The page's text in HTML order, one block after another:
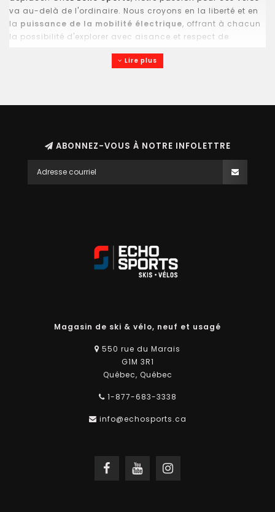
va au-delà de l'ordinaire. Nous croyons en la liberté et en
la puissance de la mobilité électrique, offrant à chacun
la possibilité d'explorer avec aisance et respect de
ÉLECTRIQUES À QUÉBEC
à tous vos besoins de déplacement. Que vous recherchiez
un vélo urbain élégant, un VTT robuste pour l'aventure en
Echo Sports a le vélo électrique qu'il vous faut.
Nous
SERVICES DE RÉPARATION DE
VÉLOS ÉLECTRIQUES À QUÉBEC
classiques.Notre équipe expérimentée est à votre
disposition pour entretenir et réparer votre vélo électrique à
Québec, quelle que soit sa marque, afin que vous puissiez
profiter de votre balade en toute tranquillité. Notre atelier
besoins en matière de réparation et d'entretien de vos
MONTÉ DANS LA PROVINCE DE
Lire plus
ABONNEZ-VOUS À NOTRE INFOLETTRE
Magasin de ski & vélo, neuf et usagé
550 rue du Marais
G1M 3R1
Québec, Québec
1-877-683-3338
info@echosports.ca